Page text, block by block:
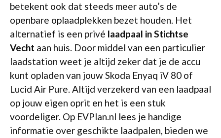
betekent ook dat steeds meer auto’s de
openbare oplaadplekken bezet houden. Het
alternatief is een privé laadpaal in Stichtse
Vecht aan huis. Door middel van een particulier
laadstation weet je altijd zeker dat je de accu
kunt opladen van jouw Skoda Enyaq iV 80 of
Lucid Air Pure. Altijd verzekerd van een laadpaal
op jouw eigen oprit en het is een stuk
voordeliger. Op EVPlan.nl lees je handige
informatie over geschikte laadpalen, bieden we